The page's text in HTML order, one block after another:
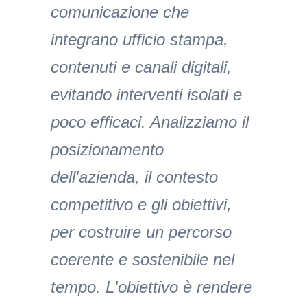
comunicazione che
integrano ufficio stampa,
contenuti e canali digitali,
evitando interventi isolati e
poco efficaci. Analizziamo il
posizionamento
dell'azienda, il contesto
competitivo e gli obiettivi,
per costruire un percorso
coerente e sostenibile nel
tempo. L'obiettivo è rendere